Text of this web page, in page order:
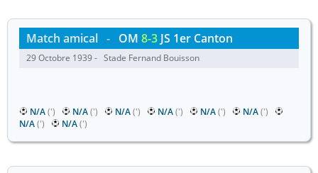
Match amical - OM 8-3 JS 1er Canton
29 Octobre 1939 - Stade Fernand Bouisson
N/A(') N/A(') N/A(') N/A(') N/A(') N/A(')
N/A(') N/A(')